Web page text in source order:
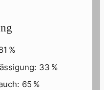
%
33 %
65 %